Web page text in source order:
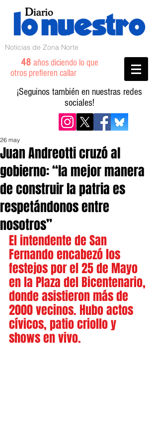
Noticias de Zona Norte
48 años diciendo lo que
otros prefieren callar
¡Seguinos también en nuestras redes
sociales!
Juan Andreotti cruzó al
gobierno: “la mejor manera
de construir la patria es
respetándonos entre
nosotros”
26 may
El intendente de San
Fernando encabezó los
festejos por el 25 de Mayo
en la Plaza del Bicentenario,
donde asistieron más de
2000 vecinos. Hubo actos
cívicos, patio criollo y
shows en vivo.